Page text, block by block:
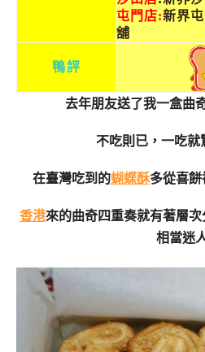
屯門店:新界
舖
鴨評
去年朋友送了我一盒曲
不吃則已，一吃就
在臺灣吃到的蝴蝶酥多從喜餅
香港來的曲奇四重奏就有著層次
相當迷